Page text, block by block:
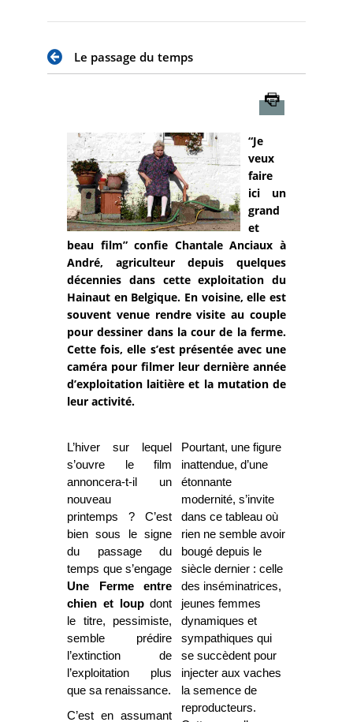
Le passage du temps
“Je
veux
faire
ici un
grand
et
beau film” confie Chantale Anciaux à
André, agriculteur depuis quelques
décennies dans cette exploitation du
Hainaut en Belgique. En voisine, elle est
souvent venue rendre visite au couple
pour dessiner dans la cour de la ferme.
Cette fois, elle s’est présentée avec une
caméra pour filmer leur dernière année
d’exploitation laitière et la mutation de
leur activité.
L’hiver sur lequel
s’ouvre le film
annoncera-t-il un
nouveau
printemps ? C’est
bien sous le signe
du passage du
temps que s’engage
Une Ferme entre
chien et loupdont
le titre, pessimiste,
semble prédire
l’extinction de
l’exploitation plus
que sa renaissance.
C’est en assumant
Pourtant, une figure
inattendue, d’une
étonnante
modernité, s’invite
dans ce tableau où
rien ne semble avoir
bougé depuis le
siècle dernier : celle
des inséminatrices,
jeunes femmes
dynamiques et
sympathiques qui
se succèdent pour
injecter aux vaches
la semence de
reproducteurs.